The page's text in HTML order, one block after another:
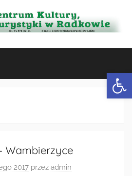
Wambierzyce
2017 przez admin